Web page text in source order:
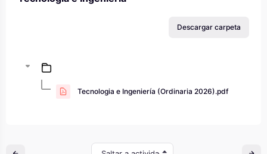
Descargar carpeta
Tecnologia e Ingeniería (Ordinaria 2026).pdf